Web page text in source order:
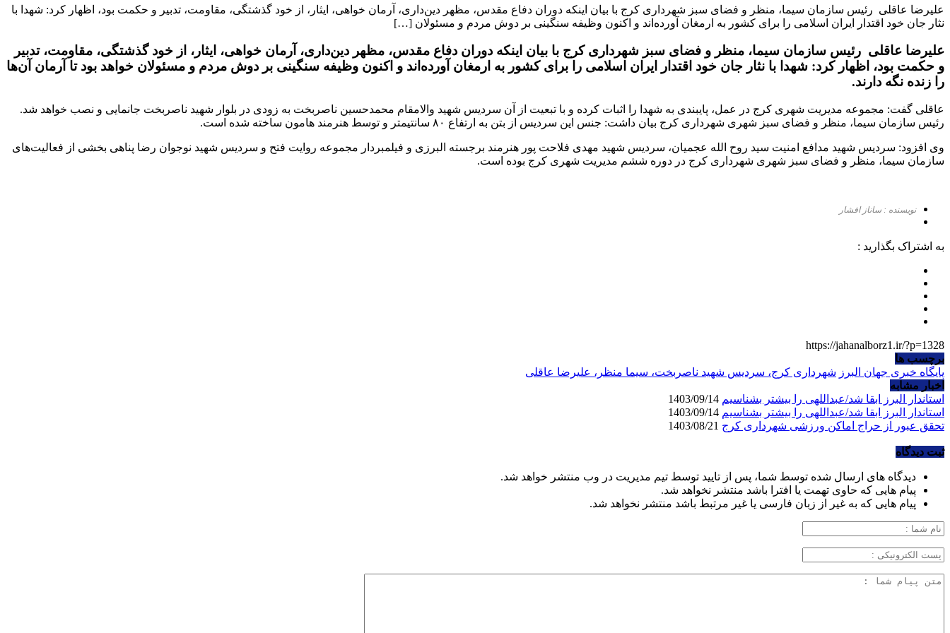
علیرضا عاقلی رئیس سازمان سیما، منظر و فضای سبز شهرداری کرج با بیان اینکه دوران دفاع مقدس، مظهر دین‌داری، آرمان خواهی، ایثار، از خود گذشتگی، مقاومت، تدبیر و حکمت بود، اظهار کرد: شهدا با
نثار جان خود اقتدار ایران اسلامی را برای کشور به ارمغان آورده‌اند و اکنون وظیفه سنگینی بر دوش مردم و مسئولان […]
علیرضا عاقلی رئیس سازمان سیما، منظر و فضای سبز شهرداری کرج با بیان اینکه دوران دفاع مقدس، مظهر دین‌داری، آرمان خواهی، ایثار، از خود گذشتگی، مقاومت، تدبیر
و حکمت بود، اظهار کرد: شهدا با نثار جان خود اقتدار ایران اسلامی را برای کشور به ارمغان آورده‌اند و اکنون وظیفه سنگینی بر دوش مردم و مسئولان خواهد بود تا آرمان آن‌ها
را زنده نگه دارند.
عاقلی گفت: مجموعه مدیریت شهری کرج در عمل، پایبندی به شهدا را اثبات کرده و با تبعیت از آن سردیس شهید والامقام محمدحسین ناصربخت به زودی در بلوار شهید ناصربخت جانمایی و نصب خواهد شد.
رئیس سازمان سیما، منظر و فضای سبز شهری شهرداری کرج بیان داشت: جنس این سردیس از بتن به ارتفاع ۸۰ سانتیمتر و توسط هنرمند هامون ساخته شده است.
وی افزود: سردیس شهید مدافع امنیت سید روح الله عجمیان، سردیس شهید مهدی فلاحت پور هنرمند برجسته البرزی و فیلمبردار مجموعه روایت فتح و سردیس شهید نوجوان رضا پناهی بخشی از فعالیت‌های
سازمان سیما، منظر و فضای سبز شهری شهرداری کرج در دوره ششم مدیریت شهری کرج بوده است.
نویسنده : ساناز افشار
به اشتراک بگذارید :
https://jahanalborz1.ir/?p=1328
برچسب ها
پایگاه خبری جهان البرز شهرداری کرج، سردیس شهید ناصربخت، سیما منظر، علیرضا عاقلی
اخبار مشابه
استاندار البرز ابقا شد/عبداللهی را بیشتر بشناسیم
استاندار البرز ابقا شد/عبداللهی را بیشتر بشناسیم
تحقق عبور از حراج اماکن ورزشی شهرداری کرج
ثبت دیدگاه
دیدگاه های ارسال شده توسط شما، پس از تایید توسط تیم مدیریت در وب منتشر خواهد شد.
پیام هایی که حاوی تهمت یا افترا باشد منتشر نخواهد شد.
پیام هایی که به غیر از زبان فارسی یا غیر مرتبط باشد منتشر نخواهد شد.